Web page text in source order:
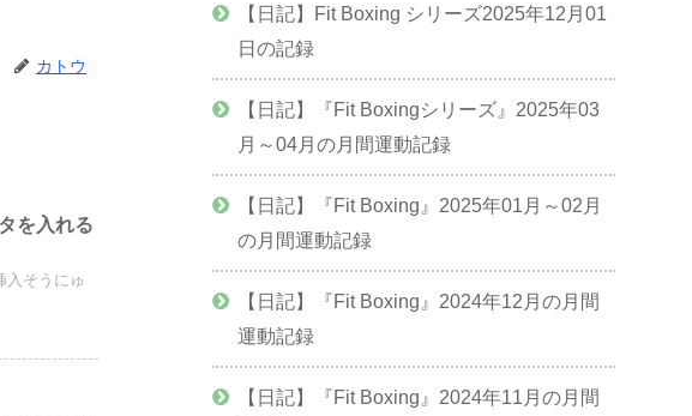
カトウ
を入れる
入そうにゅ
【日記】Fit Boxing シリーズ2025年12月01
日の記録
【日記】『Fit Boxingシリーズ』2025年03
月～04月の月間運動記録
【日記】『Fit Boxing』2025年01月～02月
の月間運動記録
【日記】『Fit Boxing』2024年12月の月間
運動記録
【日記】『Fit Boxing』2024年11月の月間